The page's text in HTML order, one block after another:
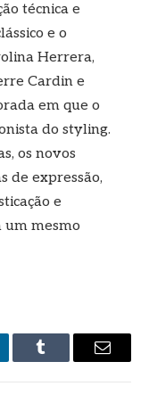
técnica e
e o
Herrera,
Cardin e
em que o
do styling.
os novos
de expressão,
e
um mesmo
Tumblr
E-